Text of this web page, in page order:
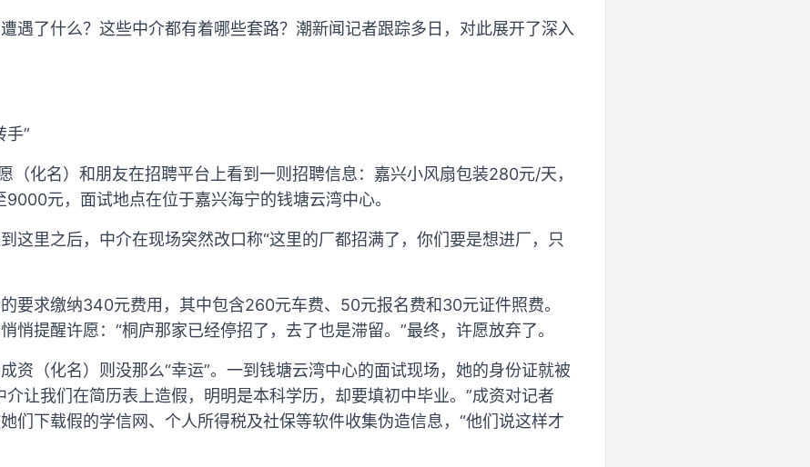
遇了什么？这些中介都有着哪些套路？潮新闻记者跟踪多日，对此展开了深入
手”
（化名）和朋友在招聘平台上看到一则招聘信息：嘉兴小风扇包装280元/天，
元，面试地点在位于嘉兴海宁的钱塘云湾中心。
这里之后，中介在现场突然改口称“这里的厂都招满了，你们要是想进厂，只
要求缴纳340元费用，其中包含260元车费、50元报名费和30元证件照费。
悄提醒许愿：“桐庐那家已经停招了，去了也是滞留。”最终，许愿放弃了。
资（化名）则没那么“幸运”。一到钱塘云湾中心的面试现场，她的身份证就被
介让我们在简历表上造假，明明是本科学历，却要填初中毕业。”成资对记者
们下载假的学信网、个人所得税及社保等软件收集伪造信息，“他们说这样才